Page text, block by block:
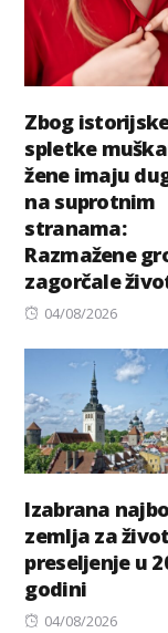
Zbog
spletke
žene imaju
na suprotnim
stranama:
Razmažene
zagorčale
Posted
04/08/2026
Izabrana
zemlja za
preseljenje u
godini
Posted
04/08/2026